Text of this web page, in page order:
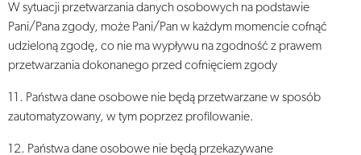
W sytuacji przetwarzania danych osobowych na podstawie
Pani/Pana zgody, może Pani/Pan w każdym momencie cofnąć
udzieloną zgodę, co nie ma wypływu na zgodność z prawem
przetwarzania dokonanego przed cofnięciem zgody
11. Państwa dane osobowe nie będą przetwarzane w sposób
zautomatyzowany, w tym poprzez profilowanie.
12. Państwa dane osobowe nie będą przekazywane